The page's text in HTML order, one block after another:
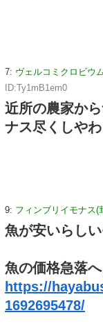
7: ヴェルコミクロビウ
ID:Ty1mB1em0
近所の農家か
ナス尽くしやわ
9: フィンブリイモナス(
魚が安いらし
魚の価格急落
https://
1692695478/